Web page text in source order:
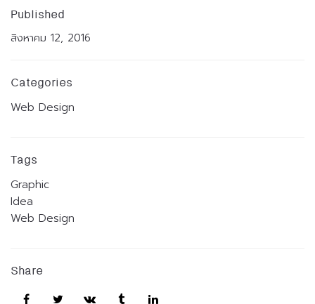
Published
สิงหาคม 12, 2016
Categories
Web Design
Tags
Graphic
Idea
Web Design
Share